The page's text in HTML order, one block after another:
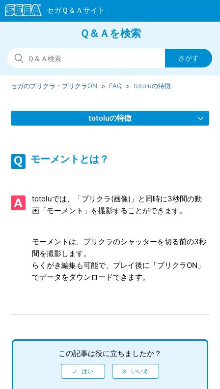
Ｑ＆Ａを検索
セガのプリクラ・プリクラON FAQ totoluの特徴
totoluの特徴
モーメントとは？
totoluを遊べるお店は？
モーメントとは？
totoluでは、「プリクラ(画像)」と同時に3秒間の動
画「モーメント」を撮影することができます。
モーメントは、プリクラのシャッターを切る前の3秒
間を撮影します。
らくがき編集も可能で、プレイ後に「プリクラON」
でデータをダウンロードできます。
この記事は役に立ちましたか？